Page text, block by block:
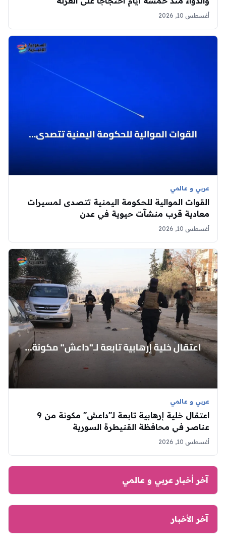
أغسطس 10, 2026
عربي و عالمي
القوات الموالية للحكومة اليمنية تتصدى لمسيرات
معادية قرب منشآت حيوية في عدن
أغسطس 10, 2026
عربي و عالمي
اعتقال خلية إرهابية تابعة لـ"داعش" مكونة من 9
عناصر في محافظة القنيطرة السورية
أغسطس 10, 2026
آخر أخبار عربي و عالمي
آخر الأخبار